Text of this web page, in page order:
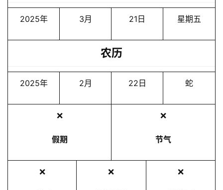
2025年 3月 21日 星期五
农历
2025年 2月 22日 蛇
❌
假期
❌
节气
❌ ❌ ❌